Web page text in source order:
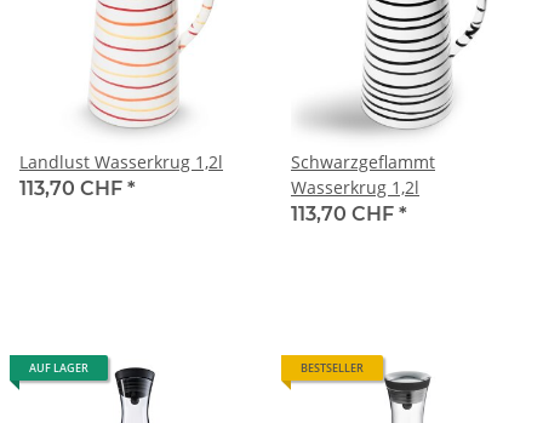
Landlust Wasserkrug 1,2l
113,70 CHF *
Schwarzgeflammt
Wasserkrug 1,2l
113,70 CHF *
AUF LAGER BESTSELLER